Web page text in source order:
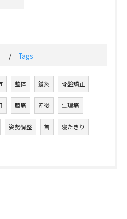
Tags
整体 鍼灸 骨盤矯正
膝痛 産後 生理痛
姿勢調整 首 寝たきり